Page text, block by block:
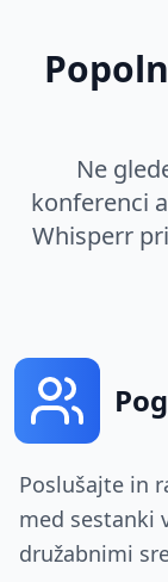
Ne
konferenci
Whisperr
Poslušajte in
med sestanki
družabnimi